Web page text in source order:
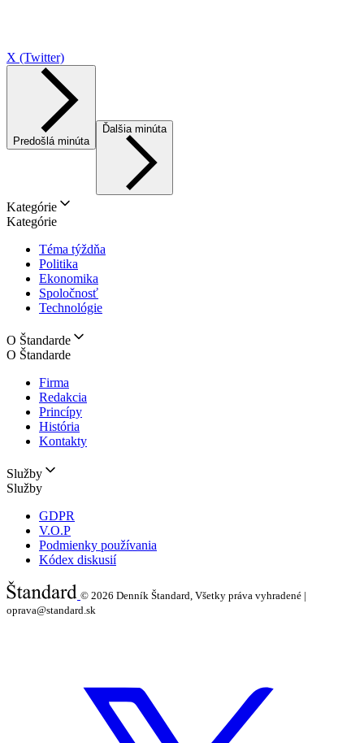
X (Twitter)
Predošlá minúta
Ďalšia minúta
Kategórie
Kategórie
Téma týždňa
Politika
Ekonomika
Spoločnosť
Technológie
O Štandarde
O Štandarde
Firma
Redakcia
Princípy
História
Kontakty
Služby
Služby
GDPR
V.O.P
Podmienky používania
Kódex diskusií
© 2026 Denník Štandard, Všetky práva vyhradené |
oprava@standard.sk